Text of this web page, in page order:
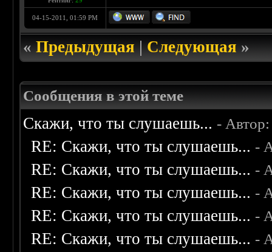
04-15-2011, 01:59 PM
«Предыдущая|Следующая»
Сообщения в этой теме
Скажи, что ты слушаешь... -
RE: Скажи, что ты слушаешь... -
RE: Скажи, что ты слушаешь... -
RE: Скажи, что ты слушаешь... -
RE: Скажи, что ты слушаешь... -
RE: Скажи, что ты слушаешь... -